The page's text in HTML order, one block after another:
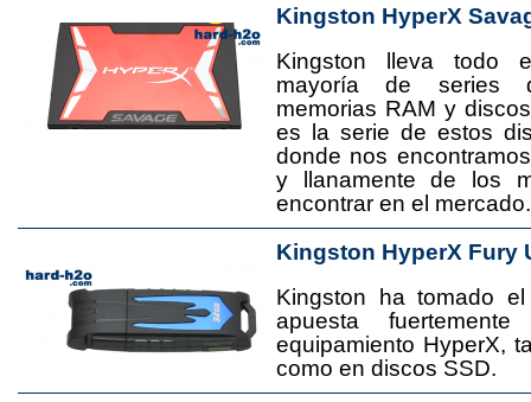
Kingston HyperX
Kingston lleva todo
mayoría de series
memorias RAM y
es la serie de estos
donde nos
y llanamente de los
encontrar en el mercado.
Kingston HyperX Fury
Kingston ha tomado
apuesta
equipamiento HyperX,
como en discos SSD.